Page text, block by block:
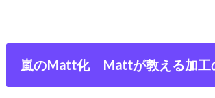
嵐のMatt化 Mattが教える加工